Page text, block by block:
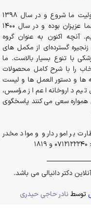
ضربان قلب، فشار
استخوان و افزایش
کاهش اشتها و ضعف
سیستم ایمنی و
دارند که بعضی از این
واکسید منیزیمگسترده
هستند. از میان این دو
ترین ماده معدنی تولید
از سال 1394در قالب داروخانه حضوری مسئولیت ما شروع و در سال 1398
داروخانه به صورت شبانه روزی در خدمت شما عزیزان بوده و در سال 1400
آنچه اکنون به عنوان گروه
زنجیره گسترده‌ای از مکمل های
با تنوع بسیار بالاست. ما
را با شرح کامل محصولات
ها و دستور العمل ها و لیست
تیم داروخانه اعم از مؤسس،
همواره سعی می کنند پاسخگوی
بر امور دارو و مواد مخدر
دکتر دانیالی می باشد.
توسط نادر حاجی حیدری